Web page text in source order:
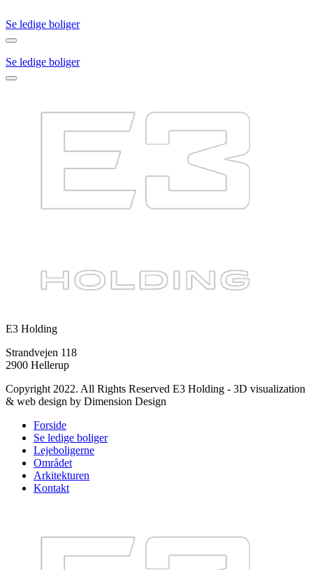
Se ledige boliger
Se ledige boliger
E3 Holding
Strandvejen 118
2900 Hellerup
Copyright 2022. All Rights Reserved E3 Holding - 3D visualization
& web design by Dimension Design
Forside
Se ledige boliger
Lejeboligerne
Området
Arkitekturen
Kontakt